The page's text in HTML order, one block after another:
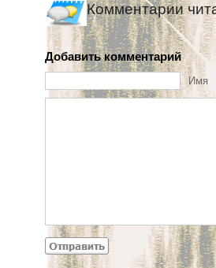
Комментарии
Добавить комментарий
Имя